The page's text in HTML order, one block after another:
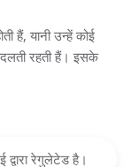
हैं, यानी उन्हें कोई
रहती हैं। इसके
रेगुलेटेड है।